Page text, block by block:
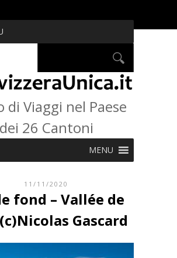
di Viaggi nel Paese
dei 26 Cantoni
MENU
11/11/2020
fond – Vallée de
Gascard